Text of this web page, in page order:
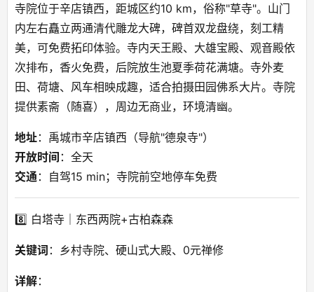
寺院位于辛店镇西，距城区约10 km，俗称"草寺"。山门
内左右矗立两通清代雕龙大碑，碑首双龙盘绕，刻工精
美，可免费拓印体验。寺内天王殿、大雄宝殿、观音殿依
次排布，香火免费，后院放生池夏季荷花满塘。寺外麦
田、荷塘、风车相映成趣，适合拍摄田园佛系大片。寺院
提供素斋（随喜），周边无商业，环境清幽。
地址：禹城市辛店镇西（导航"德泉寺"）
开放时间 ：全天
交通 ：自驾15 min；寺院前空地停车免费
8️⃣ 白塔寺｜东西两院+古柏森森
关键词 ：乡村寺院、硬山式大殿、0元禅修
详解：